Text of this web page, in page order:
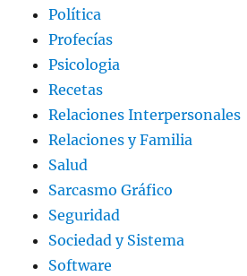
Política
Profecías
Psicologia
Recetas
Relaciones Interpersonales
Relaciones y Familia
Salud
Sarcasmo Gráfico
Seguridad
Sociedad y Sistema
Software